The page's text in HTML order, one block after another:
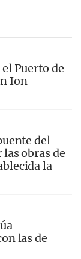
Puerto de
Ion
del
obras de
la
las de